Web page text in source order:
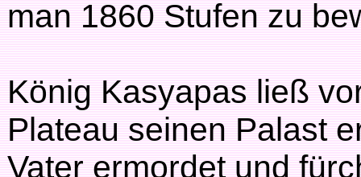
man 1860 Stufen zu
König Kasyapas ließ
Plateau seinen Palast
Vater ermordet und